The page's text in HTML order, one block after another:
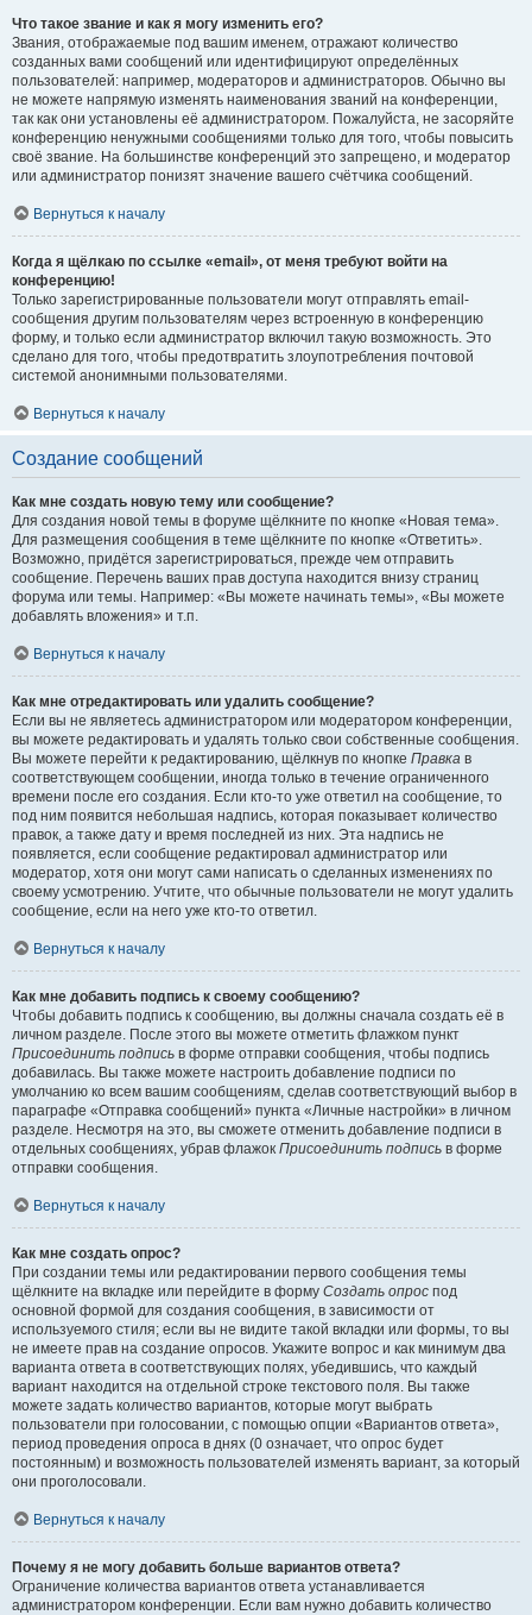
Что такое звание и как я могу изменить его?
Звания, отображаемые под вашим именем, отражают количество
созданных вами сообщений или идентифицируют определённых
пользователей: например, модераторов и администраторов. Обычно вы
не можете напрямую изменять наименования званий на конференции,
так как они установлены её администратором. Пожалуйста, не засоряйте
конференцию ненужными сообщениями только для того, чтобы повысить
своё звание. На большинстве конференций это запрещено, и модератор
или администратор понизят значение вашего счётчика сообщений.
Вернуться к началу
Когда я щёлкаю по ссылке «email», от меня требуют войти на
конференцию!
Только зарегистрированные пользователи могут отправлять email-
сообщения другим пользователям через встроенную в конференцию
форму, и только если администратор включил такую возможность. Это
сделано для того, чтобы предотвратить злоупотребления почтовой
системой анонимными пользователями.
Вернуться к началу
Создание сообщений
Как мне создать новую тему или сообщение?
Для создания новой темы в форуме щёлкните по кнопке «Новая тема».
Для размещения сообщения в теме щёлкните по кнопке «Ответить».
Возможно, придётся зарегистрироваться, прежде чем отправить
сообщение. Перечень ваших прав доступа находится внизу страниц
форума или темы. Например: «Вы можете начинать темы», «Вы можете
добавлять вложения» и т.п.
Вернуться к началу
Как мне отредактировать или удалить сообщение?
Если вы не являетесь администратором или модератором конференции,
вы можете редактировать и удалять только свои собственные сообщения.
Вы можете перейти к редактированию, щёлкнув по кнопке Правка в
соответствующем сообщении, иногда только в течение ограниченного
времени после его создания. Если кто-то уже ответил на сообщение, то
под ним появится небольшая надпись, которая показывает количество
правок, а также дату и время последней из них. Эта надпись не
появляется, если сообщение редактировал администратор или
модератор, хотя они могут сами написать о сделанных изменениях по
своему усмотрению. Учтите, что обычные пользователи не могут удалить
сообщение, если на него уже кто-то ответил.
Вернуться к началу
Как мне добавить подпись к своему сообщению?
Чтобы добавить подпись к сообщению, вы должны сначала создать её в
личном разделе. После этого вы можете отметить флажком пункт
Присоединить подпись в форме отправки сообщения, чтобы подпись
добавилась. Вы также можете настроить добавление подписи по
умолчанию ко всем вашим сообщениям, сделав соответствующий выбор в
параграфе «Отправка сообщений» пункта «Личные настройки» в личном
разделе. Несмотря на это, вы сможете отменить добавление подписи в
отдельных сообщениях, убрав флажок Присоединить подпись в форме
отправки сообщения.
Вернуться к началу
Как мне создать опрос?
При создании темы или редактировании первого сообщения темы
щёлкните на вкладке или перейдите в форму Создать опрос под
основной формой для создания сообщения, в зависимости от
используемого стиля; если вы не видите такой вкладки или формы, то вы
не имеете прав на создание опросов. Укажите вопрос и как минимум два
варианта ответа в соответствующих полях, убедившись, что каждый
вариант находится на отдельной строке текстового поля. Вы также
можете задать количество вариантов, которые могут выбрать
пользователи при голосовании, с помощью опции «Вариантов ответа»,
период проведения опроса в днях (0 означает, что опрос будет
постоянным) и возможность пользователей изменять вариант, за который
они проголосовали.
Вернуться к началу
Почему я не могу добавить больше вариантов ответа?
Ограничение количества вариантов ответа устанавливается
администратором конференции. Если вам нужно добавить количество